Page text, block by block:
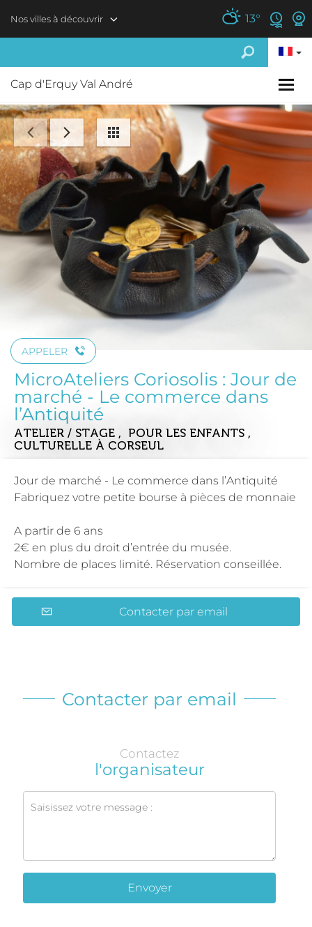
Nos villes à découvrir 13°
Cap d'Erquy Val André
APPELER
MicroAteliers Coriosolis : Jour de
marché - Le commerce dans
l’Antiquité
ATELIER / STAGE , POUR LES ENFANTS ,
CULTURELLE À CORSEUL
Jour de marché - Le commerce dans l’Antiquité
Fabriquez votre petite bourse à pièces de monnaie
A partir de 6 ans
2€ en plus du droit d’entrée du musée.
Nombre de places limité. Réservation conseillée.
Contacter par email
Contacter par email
Contactez
l'organisateur
Envoyer